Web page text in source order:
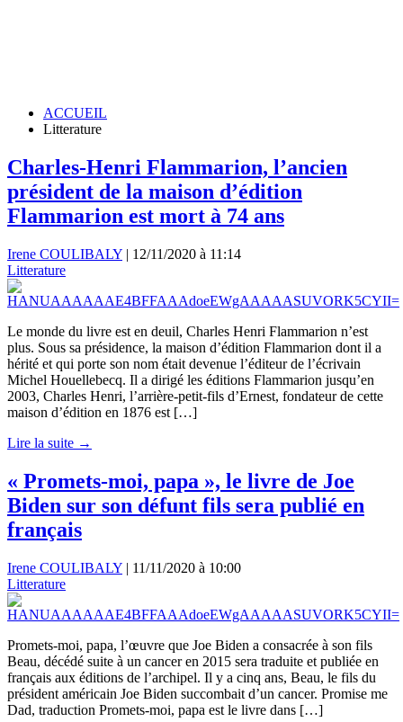
ACCUEIL
Litterature
Charles-Henri Flammarion, l’ancien
président de la maison d’édition
Flammarion est mort à 74 ans
Irene COULIBALY | 12/11/2020 à 11:14
Litterature
Le monde du livre est en deuil, Charles Henri Flammarion n’est
plus. Sous sa présidence, la maison d’édition Flammarion dont il a
hérité et qui porte son nom était devenue l’éditeur de l’écrivain
Michel Houellebecq. Il a dirigé les éditions Flammarion jusqu’en
2003, Charles Henri, l’arrière-petit-fils d’Ernest, fondateur de cette
maison d’édition en 1876 est […]
Lire la suite →
« Promets-moi, papa », le livre de Joe
Biden sur son défunt fils sera publié en
français
Irene COULIBALY | 11/11/2020 à 10:00
Litterature
Promets-moi, papa, l’œuvre que Joe Biden a consacrée à son fils
Beau, décédé suite à un cancer en 2015 sera traduite et publiée en
français aux éditions de l’archipel. Il y a cinq ans, Beau, le fils du
président américain Joe Biden succombait d’un cancer. Promise me
Dad, traduction Promets-moi, papa est le livre dans […]